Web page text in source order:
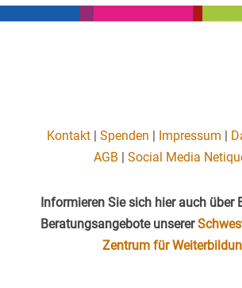
Kontakt |Spenden | Impressum |
AGB |Social Media
Informieren Sie sich hier auch über
Beratungsangebote unserer
Zentrum für